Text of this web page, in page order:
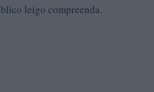
leigo compreenda.